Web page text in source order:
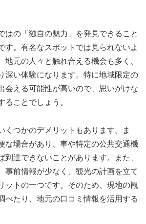
はの「独自の魅力」を発見できること
す。有名なスポットでは見られないよ
地元の人々と触れ合える機会も多く、
深い体験になります。特に地域限定の
会える可能性が高いので、思いがけな
ることでしょう。
くつかのデメリットもあります。ま
な場合があり、車や特定の公共交通機
到達できないことがあります。また、
事前情報が少なく、観光の計画を立て
ットの一つです。そのため、現地の観
べたり、地元の口コミ情報を活用する